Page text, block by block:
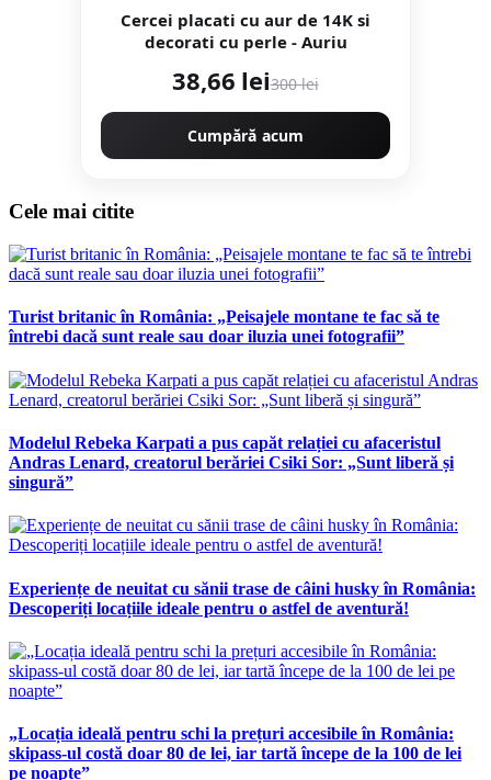
Cercei placati cu aur de 14K si
decorati cu perle - Auriu
38,66 lei300 lei
Cumpără acum
Cele mai citite
Turist britanic în România: „Peisajele montane te fac să te
întrebi dacă sunt reale sau doar iluzia unei fotografii”
Modelul Rebeka Karpati a pus capăt relației cu afaceristul
Andras Lenard, creatorul berăriei Csiki Sor: „Sunt liberă și
singură”
Experiențe de neuitat cu sănii trase de câini husky în România:
Descoperiți locațiile ideale pentru o astfel de aventură!
„Locația ideală pentru schi la prețuri accesibile în România:
skipass-ul costă doar 80 de lei, iar tartă începe de la 100 de lei
pe noapte”